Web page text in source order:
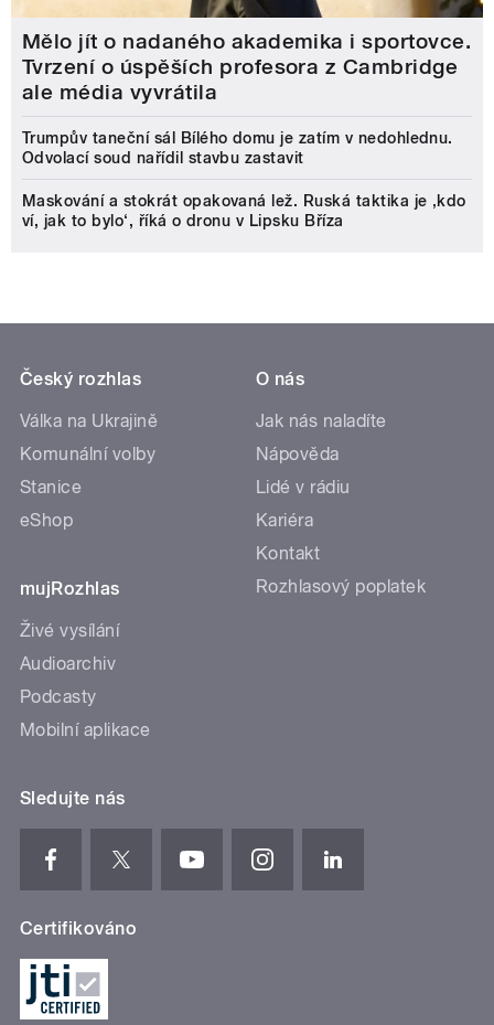
Mělo jít o nadaného akademika i sportovce.
Tvrzení o úspěších profesora z Cambridge
ale média vyvrátila
Trumpův taneční sál Bílého domu je zatím v nedohlednu.
Odvolací soud nařídil stavbu zastavit
Maskování a stokrát opakovaná lež. Ruská taktika je ‚kdo
ví, jak to bylo‘, říká o dronu v Lipsku Bříza
Český rozhlas
Válka na Ukrajině
Komunální volby
Stanice
eShop
mujRozhlas
Živé vysílání
Audioarchiv
Podcasty
Mobilní aplikace
O nás
Jak nás naladíte
Nápověda
Lidé v rádiu
Kariéra
Kontakt
Rozhlasový poplatek
Sledujte nás
Certifikováno